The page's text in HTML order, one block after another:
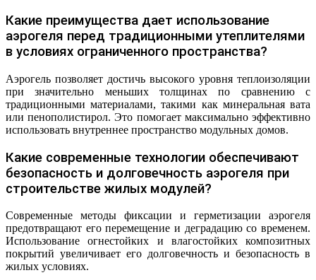
Какие преимущества дает использование
аэрогеля перед традиционными утеплителями
в условиях ограниченного пространства?
Аэрогель позволяет достичь высокого уровня теплоизоляции
при значительно меньших толщинах по сравнению с
традиционными материалами, такими как минеральная вата
или пенополистирол. Это помогает максимально эффективно
использовать внутреннее пространство модульных домов.
Какие современные технологии обеспечивают
безопасность и долговечность аэрогеля при
строительстве жилых модулей?
Современные методы фиксации и герметизации аэрогеля
предотвращают его перемещение и деградацию со временем.
Использование огнестойких и влагостойких композитных
покрытий увеличивает его долговечность и безопасность в
жилых условиях.